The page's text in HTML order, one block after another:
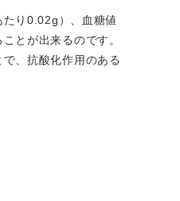
り0.02g）、血糖値
とが出来るのです。
、抗酸化作用のある